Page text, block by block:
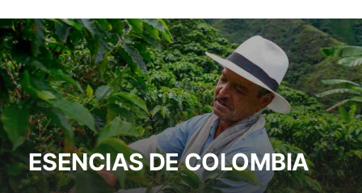
ESENCIAS DE COLOMBIA